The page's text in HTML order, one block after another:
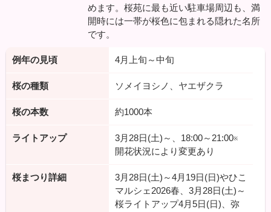
めます。桜苑に最も近い駐車場周辺も、満
開時には一帯が桜色に包まれる隠れた名所
です。
例年の見頃 4月上旬～中旬
桜の種類 ソメイヨシノ、ヤエザクラ
桜の本数 約1000本
ライトアップ
3月28日(土)～、18:00～21:00※
開花状況により変更あり
桜まつり詳細
3月28日(土)～4月19日(日)やひこ
マルシェ2026春、3月28日(土)～
桜ライトアップ4月5日(日)、弥